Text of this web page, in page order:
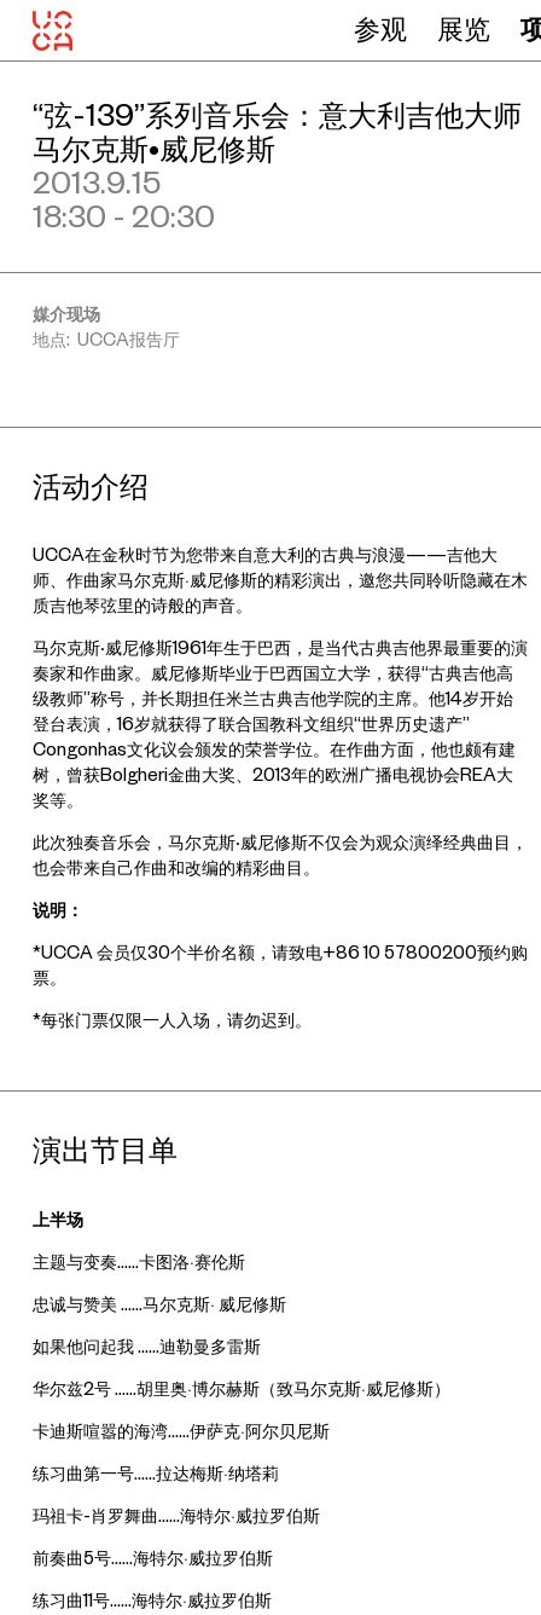
参观 展览
“弦-139”系列音乐会：意大利吉他大师
马尔克斯•威尼修斯
2013.9.15
18:30 - 20:30
媒介现场
地点: UCCA报告厅
活动介绍
UCCA在金秋时节为您带来自意大利的古典与浪漫——吉他大
师、作曲家马尔克斯·威尼修斯的精彩演出，邀您共同聆听隐藏在木
质吉他琴弦里的诗般的声音。
马尔克斯· 威尼修斯1961年生于巴西，是当代古典吉他界最重要的演
奏家和作曲家。威尼修斯毕业于巴西国立大学，获得“古典吉他高
级教师”称号，并长期担任米兰古典吉他学院的主席。他14岁开始
登台表演，16岁就获得了联合国教科文组织“世界历史遗产”
Congonhas文化议会颁发的荣誉学位。在作曲方面，他也颇有建
树，曾获Bolgheri金曲大奖、2013年的欧洲广播电视协会REA大
奖等。
此次独奏音乐会，马尔克斯· 威尼修斯不仅会为观众演绎经典曲目，
也会带来自己作曲和改编的精彩曲目。
说明：
*UCCA 会员仅30个半价名额，请致电+86 10 57800200预约购
票。
*每张门票仅限一人入场，请勿迟到。
演出节目单
上半场
主题与变奏…… 卡图洛·赛伦斯
忠诚与赞美 …… 马尔克斯· 威尼修斯
如果他问起我 …… 迪勒曼多雷斯
华尔兹2号 …… 胡里奥·博尔赫斯（致马尔克斯·威尼修斯）
卡迪斯喧嚣的海湾…… 伊萨克·阿尔贝尼斯
练习曲第一号…… 拉达梅斯·纳塔莉
玛祖卡-肖罗舞曲…… 海特尔·威拉罗伯斯
前奏曲5号…… 海特尔·威拉罗伯斯
练习曲11号…… 海特尔·威拉罗伯斯